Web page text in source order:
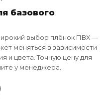
базового
выбор плёнок ПВХ —
меняться в зависимости
и цвета. Точную цену для
у менеджера.